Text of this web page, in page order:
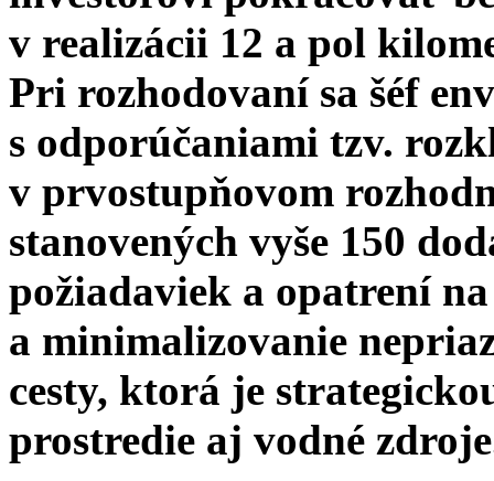
v realizácii 12 a pol
Pri rozhodovaní sa šéf
s odporúčaniami tzv.
v prvostupňovom
stanovených vyše 150
požiadaviek a opatrení
a minimalizovanie
cesty, ktorá je
prostredie aj vodné